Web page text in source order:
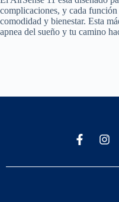
complicaciones, y cada función
comodidad y bienestar. Esta
apnea del sueño y tu camino